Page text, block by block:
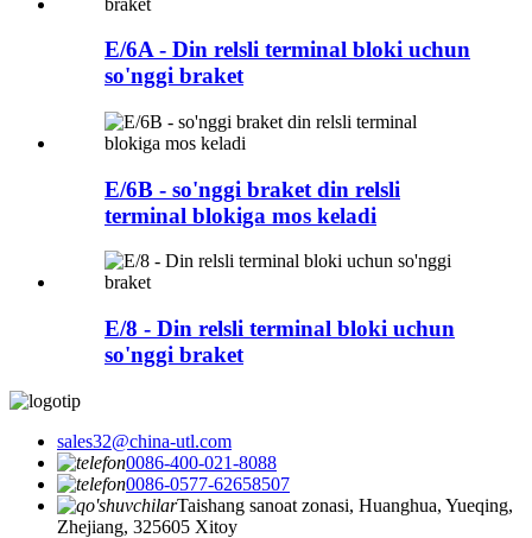
E/6A - Din relsli terminal bloki uchun
so'nggi braket
E/6B - so'nggi braket din relsli
terminal blokiga mos keladi
E/8 - Din relsli terminal bloki uchun
so'nggi braket
sales32@china-utl.com
0086-400-021-8088
0086-0577-62658507
Taishang sanoat zonasi, Huanghua, Yueqing,
Zhejiang, 325605 Xitoy